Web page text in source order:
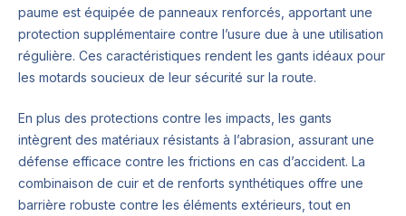
paume est équipée de panneaux renforcés, apportant une
protection supplémentaire contre l’usure due à une utilisation
régulière. Ces caractéristiques rendent les gants idéaux pour
les motards soucieux de leur sécurité sur la route.
En plus des protections contre les impacts, les gants
intègrent des matériaux résistants à l’abrasion, assurant une
défense efficace contre les frictions en cas d’accident. La
combinaison de cuir et de renforts synthétiques offre une
barrière robuste contre les éléments extérieurs, tout en